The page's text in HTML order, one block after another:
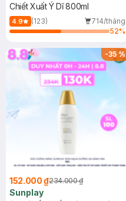
Chiết Xuất Ý Dĩ 800ml
4.9 (123)
714/tháng
52%
-35%
152.000 ₫234.000 ₫
Sunplay